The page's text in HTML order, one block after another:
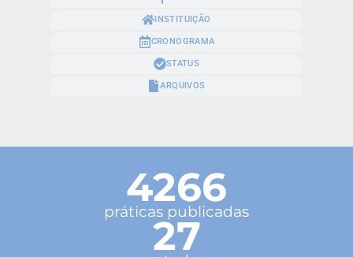
INSTITUIÇÃO
CRONOGRAMA
STATUS
ARQUIVOS
4266
práticas publicadas
27